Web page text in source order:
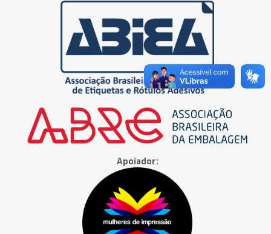
Apoiador: